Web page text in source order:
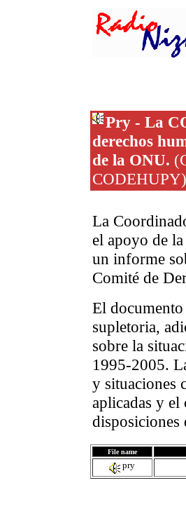
Pry - La
derechos
de la ONU.
La
el apoyo de
un informe
Comité de
El
supletoria,
sobre la
1995-2005.
y situaciones
aplicadas y el
disposiciones
File name
pry